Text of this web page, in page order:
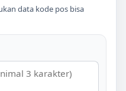
data kode pos bisa